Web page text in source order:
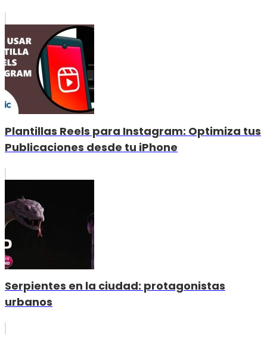
Plantillas Reels para Instagram: Optimiza tus
Publicaciones desde tu iPhone
Serpientes en la ciudad: protagonistas
urbanos